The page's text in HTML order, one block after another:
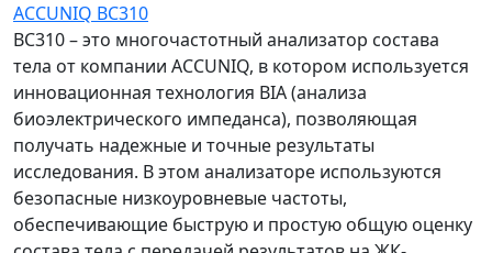
ACCUNIQ BC310
BC310 – это многочастотный анализатор состава
тела от компании ACCUNIQ, в котором используется
инновационная технология BIA (анализа
биоэлектрического импеданса), позволяющая
получать надежные и точные результаты
исследования. В этом анализаторе используются
безопасные низкоуровневые частоты,
обеспечивающие быструю и простую общую оценку